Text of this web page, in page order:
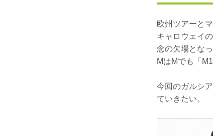
欧州ツアーと
キャロウェイ
念の欠場とな
MはMでも「
今回のガルシ
ていきたい。